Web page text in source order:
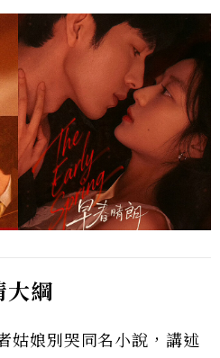
大綱
姑娘別哭同名小說，講述